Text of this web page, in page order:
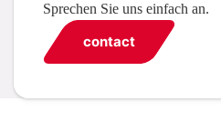
Sprechen Sie uns einfach an.
contact